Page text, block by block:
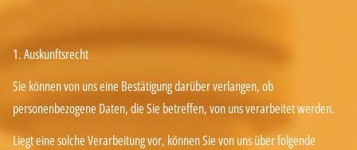
1. Auskunftsrecht
Sie können von uns eine Bestätigung darüber verlangen, ob
personenbezogene Daten, die Sie betreffen, von uns verarbeitet werden.
Liegt eine solche Verarbeitung vor, können Sie von uns über folgende